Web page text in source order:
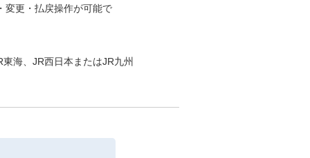
変更・払戻操作が可能で
海、JR西日本またはJR九州